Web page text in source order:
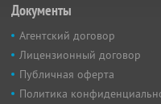
Документы
Агентский договор
Лицензионный договор
Публичная оферта
Политика